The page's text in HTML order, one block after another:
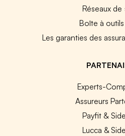
Réseaux de
Boîte à
Les garanties des
Experts-
Assureurs
Payfit &
Lucca &